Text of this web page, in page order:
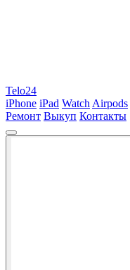
Telo24
iPhone iPad Watch Airpods
Ремонт Выкуп Контакты